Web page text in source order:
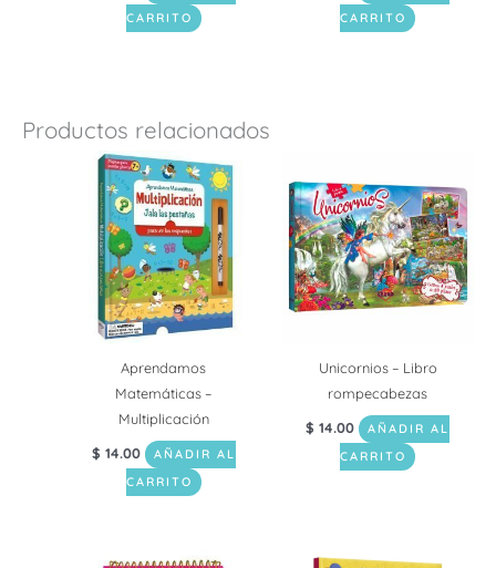
CARRITO
CARRITO
Productos relacionados
Aprendamos
Matemáticas –
Multiplicación
$ 14.00
AÑADIR AL
CARRITO
Unicornios – Libro
rompecabezas
$ 14.00
AÑADIR AL
CARRITO